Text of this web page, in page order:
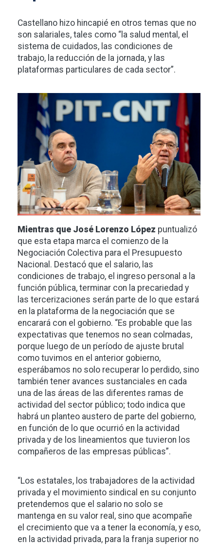
Castellano hizo hincapié en otros temas que no
son salariales, tales como “la salud mental, el
sistema de cuidados, las condiciones de
trabajo, la reducción de la jornada, y las
plataformas particulares de cada sector”.
Imagen
Mientras que José Lorenzo López puntualizó
que esta etapa marca el comienzo de la
Negociación Colectiva para el Presupuesto
Nacional. Destacó que el salario, las
condiciones de trabajo, el ingreso personal a la
función pública, terminar con la precariedad y
las tercerizaciones serán parte de lo que estará
en la plataforma de la negociación que se
encarará con el gobierno. “Es probable que las
expectativas que tenemos no sean colmadas,
porque luego de un período de ajuste brutal
como tuvimos en el anterior gobierno,
esperábamos no solo recuperar lo perdido, sino
también tener avances sustanciales en cada
una de las áreas de las diferentes ramas de
actividad del sector público; todo indica que
habrá un planteo austero de parte del gobierno,
en función de lo que ocurrió en la actividad
privada y de los lineamientos que tuvieron los
compañeros de las empresas públicas”.
“Los estatales, los trabajadores de la actividad
privada y el movimiento sindical en su conjunto
pretendemos que el salario no solo se
mantenga en su valor real, sino que acompañe
el crecimiento que va a tener la economía, y eso,
en la actividad privada, para la franja superior no